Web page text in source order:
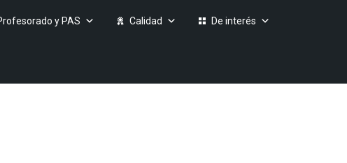
y PAS Calidad De interés